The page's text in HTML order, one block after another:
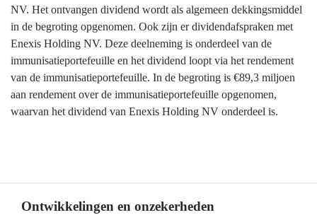
NV. Het ontvangen dividend wordt als algemeen dekkingsmiddel
in de begroting opgenomen. Ook zijn er dividendafspraken met
Enexis Holding NV. Deze deelneming is onderdeel van de
immunisatieportefeuille en het dividend loopt via het rendement
van de immunisatieportefeuille. In de begroting is €89,3 miljoen
aan rendement over de immunisatieportefeuille opgenomen,
waarvan het dividend van Enexis Holding NV onderdeel is.
Ontwikkelingen en onzekerheden